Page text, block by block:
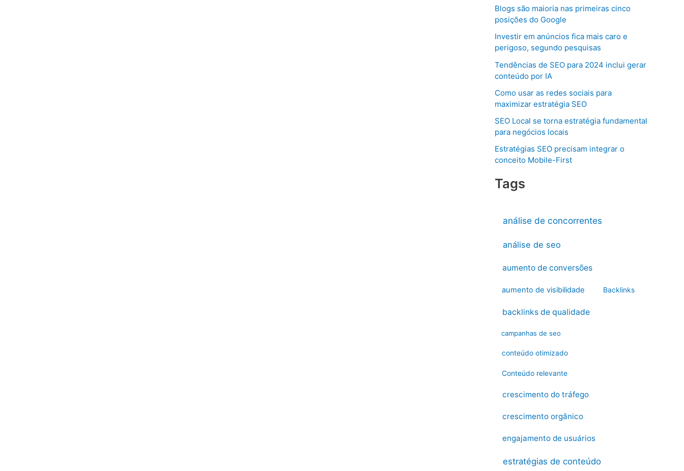
Blogs são maioria nas primeiras cinco
posições do Google
Investir em anúncios fica mais caro e
perigoso, segundo pesquisas
Tendências de SEO para 2024 inclui gerar
conteúdo por IA
Como usar as redes sociais para
maximizar estratégia SEO
SEO Local se torna estratégia fundamental
para negócios locais
Estratégias SEO precisam integrar o
conceito Mobile-First
Tags
análise de concorrentes
análise de seo
aumento de conversões
aumento de visibilidade Backlinks
backlinks de qualidade
campanhas de seo
conteúdo otimizado
Conteúdo relevante
crescimento do tráfego
crescimento orgânico
engajamento de usuários
estratégias de conteúdo